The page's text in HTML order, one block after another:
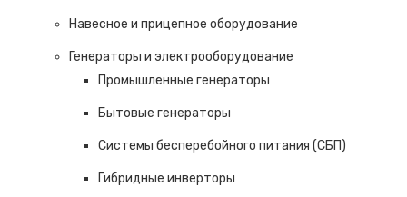
Навесное и прицепное оборудование
Генераторы и электрооборудование
Промышленные генераторы
Бытовые генераторы
Системы бесперебойного питания (СБП)
Гибридные инверторы